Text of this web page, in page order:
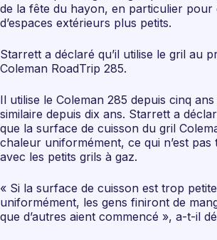
de la fête du hayon, en particulier pour
d’espaces extérieurs plus petits.
Starrett a déclaré qu’il utilise le gril au
Coleman RoadTrip 285.
Il utilise le Coleman 285 depuis cinq
similaire depuis dix ans. Starrett a
que la surface de cuisson du gril
chaleur uniformément, ce qui n’est pas
avec les petits grils à gaz.
« Si la surface de cuisson est trop
uniformément, les gens finiront de
que d’autres aient commencé », a-t-il